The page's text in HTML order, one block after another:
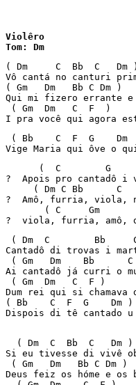
Violêro
Tom: Dm
( Dm     C  Bb  C   Dm
Vô cantá no canturi
( Gm   Dm   Bb C Dm )
Qui mi fizero errante
( Gm  Dm   C  F  )
I pra você qui agora
( Bb    C  F  G    Dm
Vige Maria qui ôve o
(  C        G
?  Apois pro cantadô i
( Dm C Bb      C
?  Amô, furria, viola,
( C     Gm
?  viola, furria, amô,
( Dm  C        Bb
Cantadô di trovas i
( Gm   Dm    Bb      C
Ai cantadô já curri o
( Gm  Dm   C  F )
Dum rei qui si chamava
( Bb    C  F  G    Dm )
Dispois di tê cantado
  ( Dm  C  Bb  C   Dm )
Si eu tivesse di vivê
( Gm   Dm   Bb C Dm )
Deus feiz os hóme e